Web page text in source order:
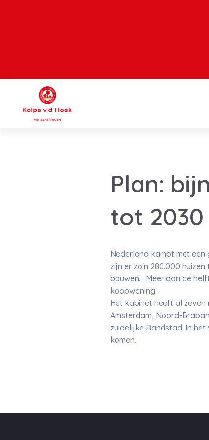
Plan:
tot 2030
Nederland kampt met een
zijn er zo'n 280.000
bouwen. . Meer dan de
koopwoning.
Het kabinet heeft al zeven
Amsterdam, Noord-
zuidelijke Randstad. In het
komen.